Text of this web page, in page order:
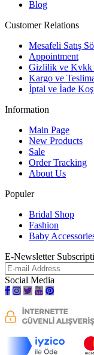
Blog
Customer Relations
Mesafeli Satış
Appointment
Gizlilik ve Kvkk
Kargo ve
İptal ve İade
Information
Main Page
New Products
Sale
Order Tracking
About Us
Populer
Bridal Shop
Fashion
Baby
E-Newsletter
Social Media